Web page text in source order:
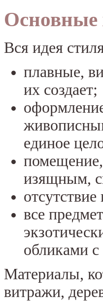
Основные
Вся идея
плавные,
их создает;
единое
изящным,
все
обликами
Материалы,
витражи,